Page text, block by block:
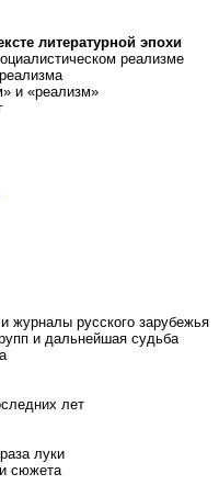
литературной эпохи
реализме
и «реализм»
журналы русского зарубежья
и дальнейшая судьба
лет
луки
сюжета